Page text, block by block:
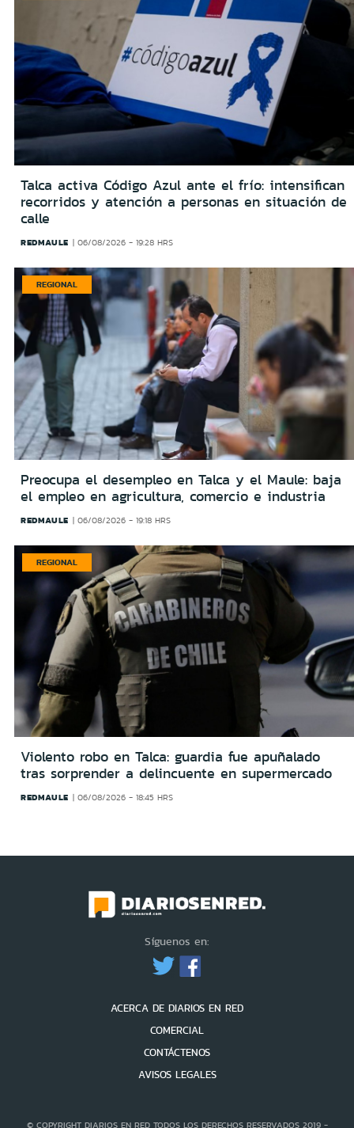
Talca activa Código Azul ante el frío: intensifican
recorridos y atención a personas en situación de
calle
REDMAULE 06/08/2026 - 19:28 HRS
REGIONAL
Preocupa el desempleo en Talca y el Maule: baja
el empleo en agricultura, comercio e industria
REDMAULE 06/08/2026 - 19:18 HRS
REGIONAL
Violento robo en Talca: guardia fue apuñalado
tras sorprender a delincuente en supermercado
REDMAULE 06/08/2026 - 18:45 HRS
Síguenos en:
ACERCA DE DIARIOS EN RED
COMERCIAL
CONTÁCTENOS
AVISOS LEGALES
© COPYRIGHT DIARIOS EN RED TODOS LOS DERECHOS RESERVADOS 2019 -